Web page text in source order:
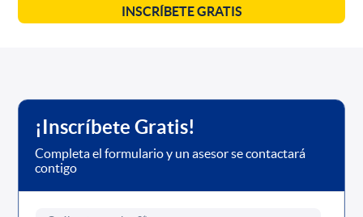
INSCRÍBETE GRATIS
¡Inscríbete Gratis!
Completa el formulario y un asesor se contactará
contigo